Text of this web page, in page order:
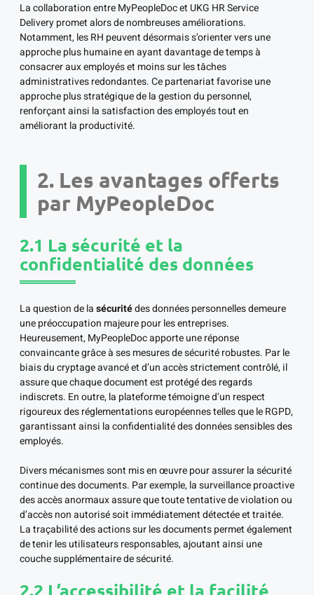
La collaboration entre MyPeopleDoc et UKG HR Service
Delivery promet alors de nombreuses améliorations.
Notamment, les RH peuvent désormais s’orienter vers une
approche plus humaine en ayant davantage de temps à
consacrer aux employés et moins sur les tâches
administratives redondantes. Ce partenariat favorise une
approche plus stratégique de la gestion du personnel,
renforçant ainsi la satisfaction des employés tout en
améliorant la productivité.
2. Les avantages offerts
par MyPeopleDoc
2.1 La sécurité et la
confidentialité des données
La question de lasécuritédes données personnelles demeure
une préoccupation majeure pour les entreprises.
Heureusement, MyPeopleDoc apporte une réponse
convaincante grâce à ses mesures de sécurité robustes. Par le
biais du cryptage avancé et d’un accès strictement contrôlé, il
assure que chaque document est protégé des regards
indiscrets. En outre, la plateforme témoigne d’un respect
rigoureux des réglementations européennes telles que le RGPD,
garantissant ainsi la confidentialité des données sensibles des
employés.
Divers mécanismes sont mis en œuvre pour assurer la sécurité
continue des documents. Par exemple, la surveillance proactive
des accès anormaux assure que toute tentative de violation ou
d’accès non autorisé soit immédiatement détectée et traitée.
La traçabilité des actions sur les documents permet également
de tenir les utilisateurs responsables, ajoutant ainsi une
couche supplémentaire de sécurité.
2.2 L’accessibilité et la facilité